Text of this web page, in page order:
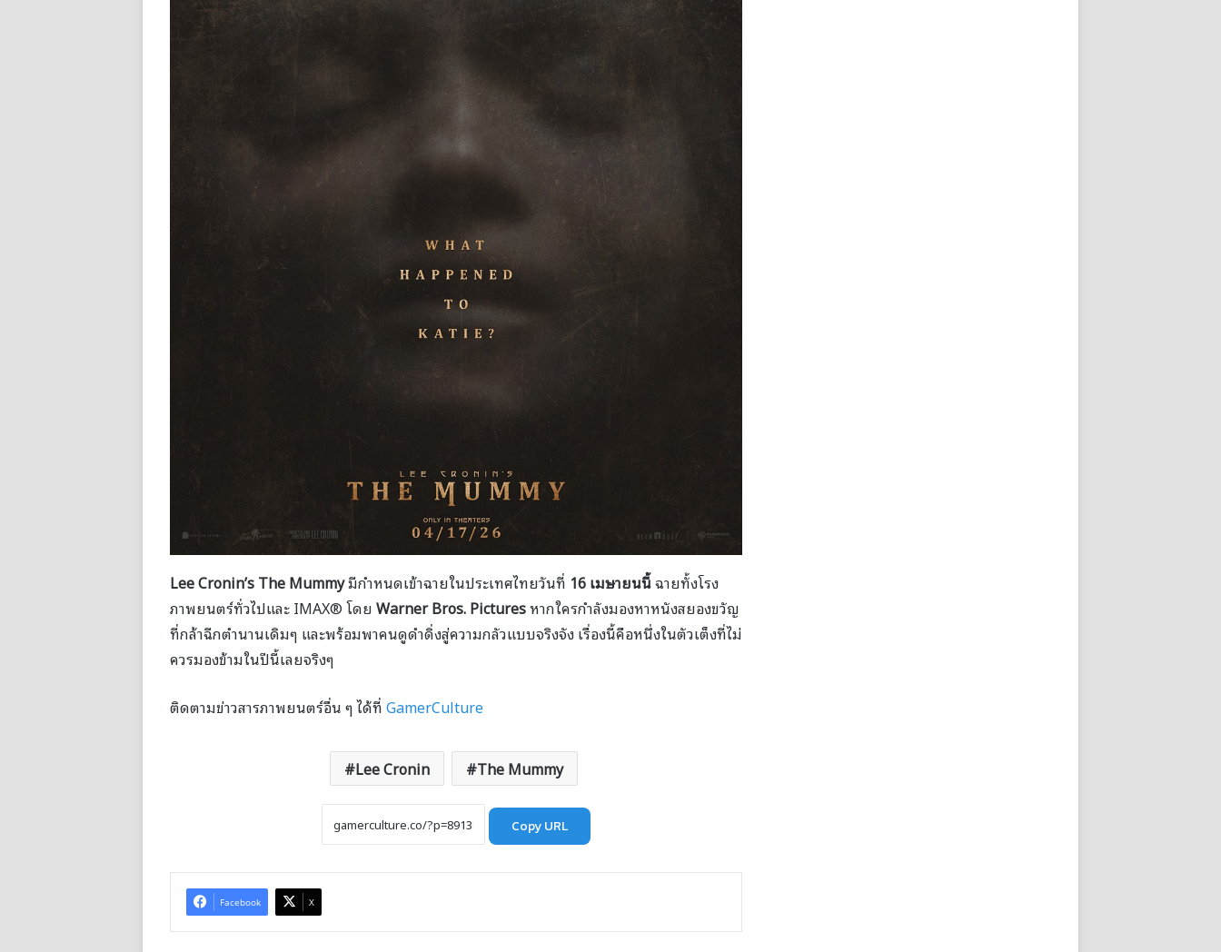
Lee Cronin’s The Mummyมีกำหนดเข้าฉายในประเทศไทยวันที่ 16 เมษายนนี้ฉายทั้งโรง
ภาพยนตร์ทั่วไปและ IMAX® โดยWarner Bros. Picturesหากใครกำลังมองหาหนังสยองขวัญ
ที่กล้าฉีกตำนานเดิมๆ และพร้อมพาคนดูดำดิ่งสู่ความกลัวแบบจริงจัง เรื่องนี้คือหนึ่งในตัวเต็งที่ไม่
ควรมองข้ามในปีนี้เลยจริงๆ
ติดตามข่าวสารภาพยนตร์อื่น ๆ ได้ที่GamerCulture
Lee Cronin The Mummy
Copy URL
Facebook X